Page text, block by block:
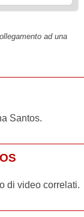
ad una
Santos.
di video correlati.